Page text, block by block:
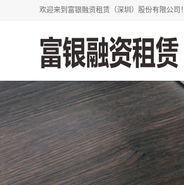
欢迎来到富银融资租赁（深圳）股份有限公司！